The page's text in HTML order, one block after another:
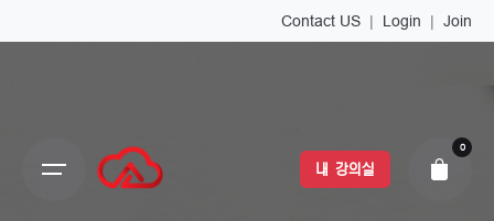
Join
|
Login
|
Contact US
내 강의실
0